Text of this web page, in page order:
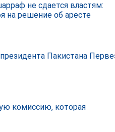
не сдается властям:
на решение об аресте
Пакистана
комиссию, которая